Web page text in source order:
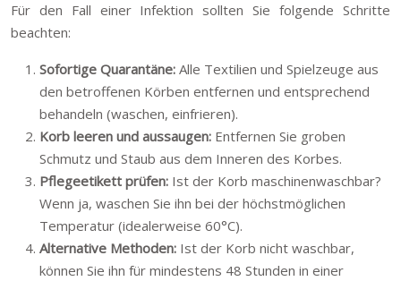
Für den Fall einer Infektion sollten Sie folgende Schritte
beachten:
Sofortige Quarantäne: Alle Textilien und Spielzeuge aus
den betroffenen Körben entfernen und entsprechend
behandeln (waschen, einfrieren).
Korb leeren und aussaugen: Entfernen Sie groben
Schmutz und Staub aus dem Inneren des Korbes.
Pflegeetikett prüfen: Ist der Korb maschinenwaschbar?
Wenn ja, waschen Sie ihn bei der höchstmöglichen
Temperatur (idealerweise 60°C).
Alternative Methoden: Ist der Korb nicht waschbar,
können Sie ihn für mindestens 48 Stunden in einer